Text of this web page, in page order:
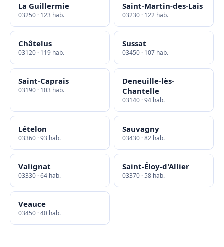
La Guillermie
03250 · 123 hab.
Saint-Martin-des-Lais
03230 · 122 hab.
Châtelus
03120 · 119 hab.
Sussat
03450 · 107 hab.
Saint-Caprais
03190 · 103 hab.
Deneuille-lès-
Chantelle
03140 · 94 hab.
Lételon
03360 · 93 hab.
Sauvagny
03430 · 82 hab.
Valignat
03330 · 64 hab.
Saint-Éloy-d'Allier
03370 · 58 hab.
Veauce
03450 · 40 hab.